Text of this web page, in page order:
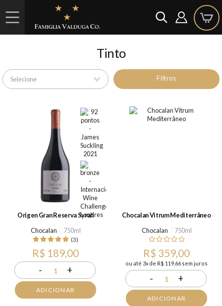
Tinto
Filtros
Origen Gran Reserva Syrah
Chocalan
750ml
(3)
R$ 189,00
- 1 +
ADICIONAR
Chocalan Vitrum Mediterrâneo
Chocalan
750ml
R$ 359,00
ou até 3x de R$ 119,66 sem juros
- 1 +
ADICIONAR